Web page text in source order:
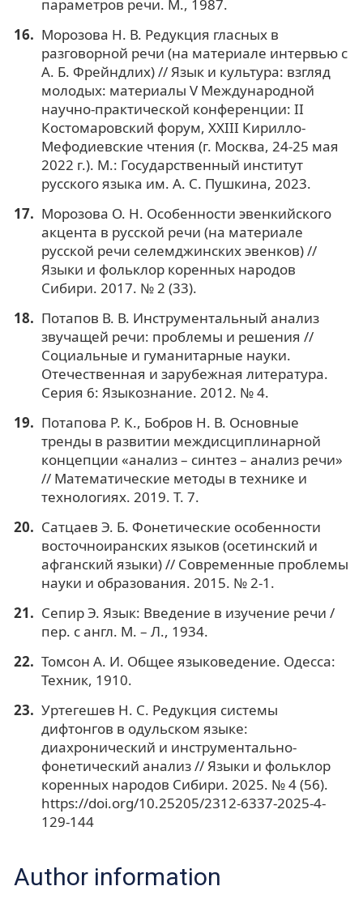
параметров речи. М., 1987.
Морозова Н. В. Редукция гласных в
разговорной речи (на материале интервью с
А. Б. Фрейндлих) // Язык и культура: взгляд
молодых: материалы V Международной
научно-практической конференции: II
Костомаровский форум, XXIII Кирилло-
Мефодиевские чтения (г. Москва, 24-25 мая
2022 г.). М.: Государственный институт
русского языка им. А. С. Пушкина, 2023.
Морозова О. Н. Особенности эвенкийского
акцента в русской речи (на материале
русской речи селемджинских эвенков) //
Языки и фольклор коренных народов
Сибири. 2017. № 2 (33).
Потапов В. В. Инструментальный анализ
звучащей речи: проблемы и решения //
Социальные и гуманитарные науки.
Отечественная и зарубежная литература.
Серия 6: Языкознание. 2012. № 4.
Потапова Р. К., Бобров Н. В. Основные
тренды в развитии междисциплинарной
концепции «анализ – синтез – анализ речи»
// Математические методы в технике и
технологиях. 2019. Т. 7.
Сатцаев Э. Б. Фонетические особенности
восточноиранских языков (осетинский и
афганский языки) // Современные проблемы
науки и образования. 2015. № 2-1.
Сепир Э. Язык: Введение в изучение речи /
пер. с англ. М. – Л., 1934.
Томсон А. И. Общее языковедение. Одесса:
Техник, 1910.
Уртегешев Н. С. Редукция системы
дифтонгов в одульском языке:
диахронический и инструментально-
фонетический анализ // Языки и фольклор
коренных народов Сибири. 2025. № 4 (56).
https://doi.org/10.25205/2312-6337-2025-4-
129-144
Author information